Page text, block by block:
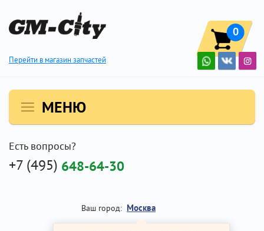
Перейти в магазин запчастей
0
МЕНЮ
Есть вопросы?
+7 (495) 648-64-30
Ваш город: Москва